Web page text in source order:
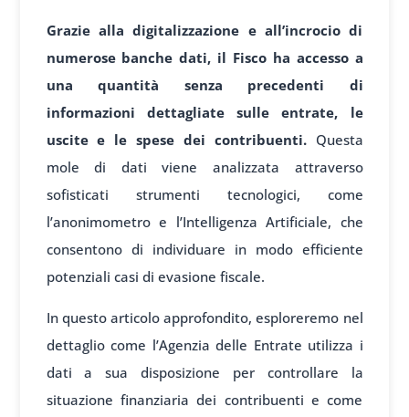
Grazie alla digitalizzazione e all’incrocio di
numerose banche dati, il Fisco ha accesso a
una quantità senza precedenti di
informazioni dettagliate sulle entrate, le
uscite e le spese dei contribuenti.Questa
mole di dati viene analizzata attraverso
sofisticati strumenti tecnologici, come
l’anonimometro e l’Intelligenza Artificiale, che
consentono di individuare in modo efficiente
potenziali casi di evasione fiscale.
In questo articolo approfondito, esploreremo nel
dettaglio come l’Agenzia delle Entrate utilizza i
dati a sua disposizione per controllare la
situazione finanziaria dei contribuenti e come